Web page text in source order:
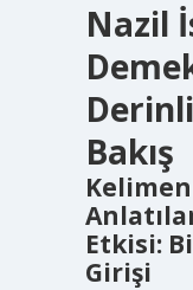
Nazil
Bakış
Etkisi:
Girişi